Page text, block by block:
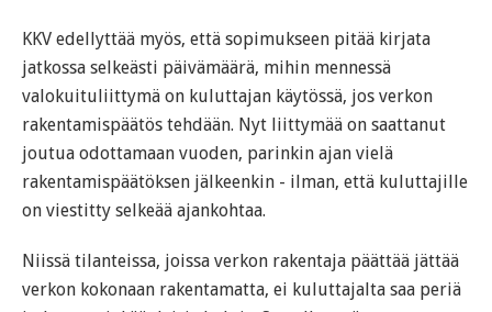
KKV edellyttää myös, että sopimukseen pitää kirjata
jatkossa selkeästi päivämäärä, mihin mennessä
valokuituliittymä on kuluttajan käytössä, jos verkon
rakentamispäätös tehdään. Nyt liittymää on saattanut
joutua odottamaan vuoden, parinkin ajan vielä
rakentamispäätöksen jälkeenkin - ilman, että kuluttajille
on viestitty selkeää ajankohtaa.
Niissä tilanteissa, joissa verkon rakentaja päättää jättää
verkon kokonaan rakentamatta, ei kuluttajalta saa periä